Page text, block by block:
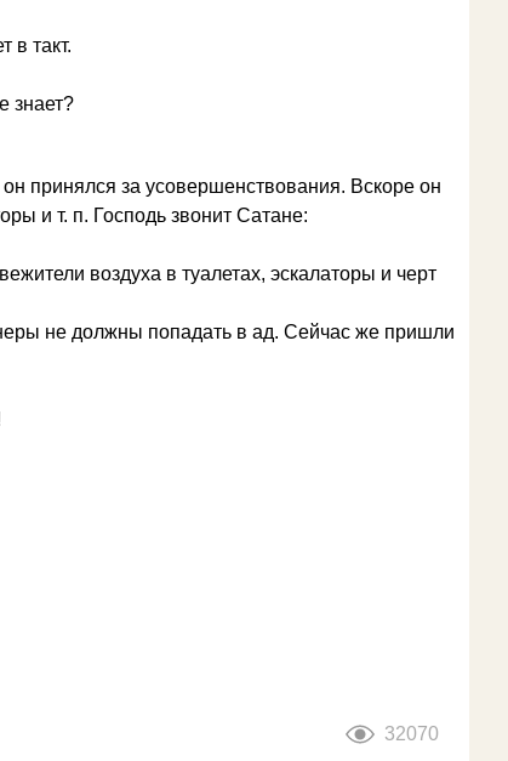
в такт.
знает?
принялся за усовершенствования. Вскоре он
и т. п. Господь звонит Сатане:
воздуха в туалетах, эскалаторы и черт
не должны попадать в ад. Сейчас же пришли
32070